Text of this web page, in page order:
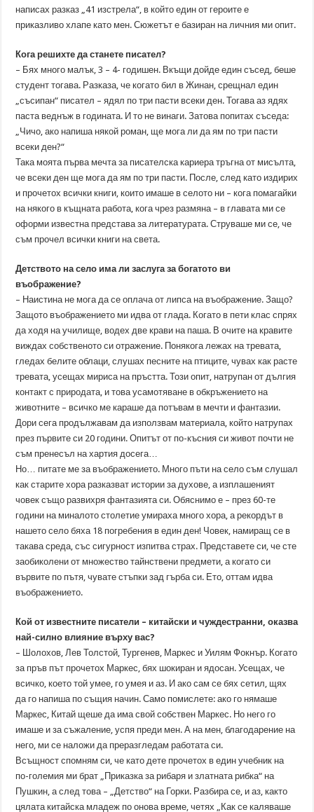
написах разказ „41 изстрела“, в който един от героите е
приказливо хлапе като мен. Сюжетът е базиран на личния ми опит.
Кога решихте да станете писател?
– Бях много малък, 3 – 4- годишен. Вкъщи дойде един съсед, беше
студент тогава. Разказа, че когато бил в Жинан, срещнал един
„съсипан“ писател – ядял по три пасти всеки ден. Тогава аз ядях
паста веднъж в годината. И то не винаги. Затова попитах съседа:
„Чичо, ако напиша някой роман, ще мога ли да ям по три пасти
всеки ден?“
Така моята първа мечта за писателска кариера тръгна от мисълта,
че всеки ден ще мога да ям по три пасти. После, след като издирих
и прочетох всички книги, които имаше в селото ни – кога помагайки
на някого в къщната работа, кога чрез размяна – в главата ми се
оформи известна представа за литературата. Струваше ми се, че
съм прочел всички книги на света.
Детството на село има ли заслуга за богатото ви
въображение?
– Наистина не мога да се оплача от липса на въображение. Защо?
Защото въображението ми идва от глада. Когато в пети клас спрях
да ходя на училище, водех две крави на паша. В очите на кравите
виждах собственото си отражение. Понякога лежах на тревата,
гледах белите облаци, слушах песните на птиците, чувах как расте
тревата, усещах мириса на пръстта. Този опит, натрупан от дългия
контакт с природата, и това усамотяване в обкръжението на
животните – всичко ме караше да потъвам в мечти и фантазии.
Дори сега продължавам да използвам материала, който натрупах
през първите си 20 години. Опитът от по-късния си живот почти не
съм пренесъл на хартия досега…
Но… питате ме за въображението. Много пъти на село съм слушал
как старите хора разказват истории за духове, а изплашеният
човек също развихря фантазията си. Обяснимо е – през 60-те
години на миналото столетие умираха много хора, а рекордът в
нашето село бяха 18 погребения в един ден! Човек, намиращ се в
такава среда, със сигурност изпитва страх. Представете си, че сте
заобиколени от множество тайнствени предмети, а когато си
вървите по пътя, чувате стъпки зад гърба си. Ето, оттам идва
въображението.
Кой от известните писатели – китайски и чуждестранни, оказва
най-силно влияние върху вас?
– Шолохов, Лев Толстой, Тургенев, Маркес и Уилям Фокнър. Когато
за пръв път прочетох Маркес, бях шокиран и ядосан. Усещах, че
всичко, което той умее, го умея и аз. И ако сам се бях сетил, щях
да го напиша по същия начин. Само помислете: ако го нямаше
Маркес, Китай щеше да има свой собствен Маркес. Но него го
имаше и за съжаление, успя преди мен. А на мен, благодарение на
него, ми се наложи да преразгледам работата си.
Всъщност спомням си, че като дете прочетох в един учебник на
по-големия ми брат „Приказка за рибаря и златната рибка“ на
Пушкин, а след това – „Детство“ на Горки. Разбира се, и аз, както
цялата китайска младеж по онова време, четях „Как се каляваше